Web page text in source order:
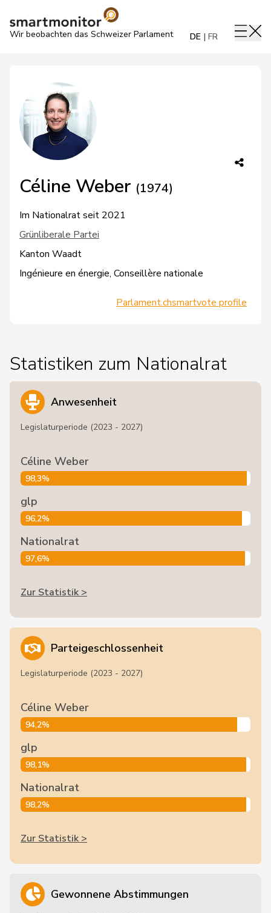
Wir beobachten das Schweizer Parlament DE FR
Céline Weber (1974)
Im Nationalrat seit 2021
Grünliberale Partei
Kanton Waadt
Ingénieure en énergie, Conseillère nationale
Parlament.chsmartvote profile
Statistiken zum Nationalrat
Anwesenheit
Legislaturperiode (2023 - 2027)
Céline Weber
98,3%
glp
96,2%
Nationalrat
97,6%
Zur Statistik >
Parteigeschlossenheit
Legislaturperiode (2023 - 2027)
Céline Weber
94,2%
glp
98,1%
Nationalrat
98,2%
Zur Statistik >
Gewonnene Abstimmungen